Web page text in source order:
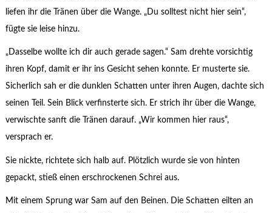
liefen ihr die Tränen über die Wange. „Du solltest nicht hier sein“,
fügte sie leise hinzu.
„Dasselbe wollte ich dir auch gerade sagen.“ Sam drehte vorsichtig
ihren Kopf, damit er ihr ins Gesicht sehen konnte. Er musterte sie.
Sicherlich sah er die dunklen Schatten unter ihren Augen, dachte sich
seinen Teil. Sein Blick verfinsterte sich. Er strich ihr über die Wange,
verwischte sanft die Tränen darauf. „Wir kommen hier raus“,
versprach er.
Sie nickte, richtete sich halb auf. Plötzlich wurde sie von hinten
gepackt, stieß einen erschrockenen Schrei aus.
Mit einem Sprung war Sam auf den Beinen. Die Schatten eilten an